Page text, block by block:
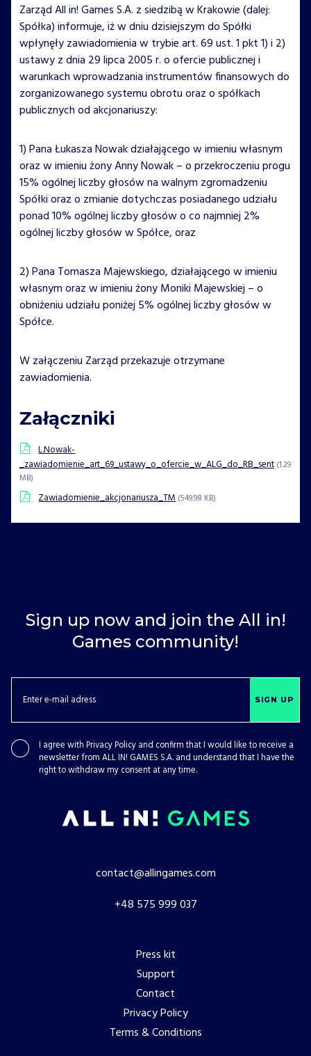
Zarząd All in! Games S.A. z siedzibą w Krakowie (dalej:
Spółka) informuje, iż w dniu dzisiejszym do Spółki
wpłynęły zawiadomienia w trybie art. 69 ust. 1 pkt 1) i 2)
ustawy z dnia 29 lipca 2005 r. o ofercie publicznej i
warunkach wprowadzania instrumentów finansowych do
zorganizowanego systemu obrotu oraz o spółkach
publicznych od akcjonariuszy:
1) Pana Łukasza Nowak działającego w imieniu własnym
oraz w imieniu żony Anny Nowak – o przekroczeniu progu
15% ogólnej liczby głosów na walnym zgromadzeniu
Spółki oraz o zmianie dotychczas posiadanego udziału
ponad 10% ogólnej liczby głosów o co najmniej 2%
ogólnej liczby głosów w Spółce, oraz
2) Pana Tomasza Majewskiego, działającego w imieniu
własnym oraz w imieniu żony Moniki Majewskiej – o
obniżeniu udziału poniżej 5% ogólnej liczby głosów w
Spółce.
W załączeniu Zarząd przekazuje otrzymane
zawiadomienia.
Załączniki
L.Nowak-
_zawiadomienie_art_69_ustawy_o_ofercie_w_ALG_do_RB_sent (1.29
MB)
Zawiadomienie_akcjonariusza_TM (549.98 KB)
Sign up now and join the All in!
Games community!
SIGN UP
I agree with Privacy Policy and confirm that I would like to receive a
newsletter from ALL IN! GAMES S.A. and understand that I have the
right to withdraw my consent at any time.
contact@allingames.com
+48 575 999 037
Press kit
Support
Contact
Privacy Policy
Terms & Conditions